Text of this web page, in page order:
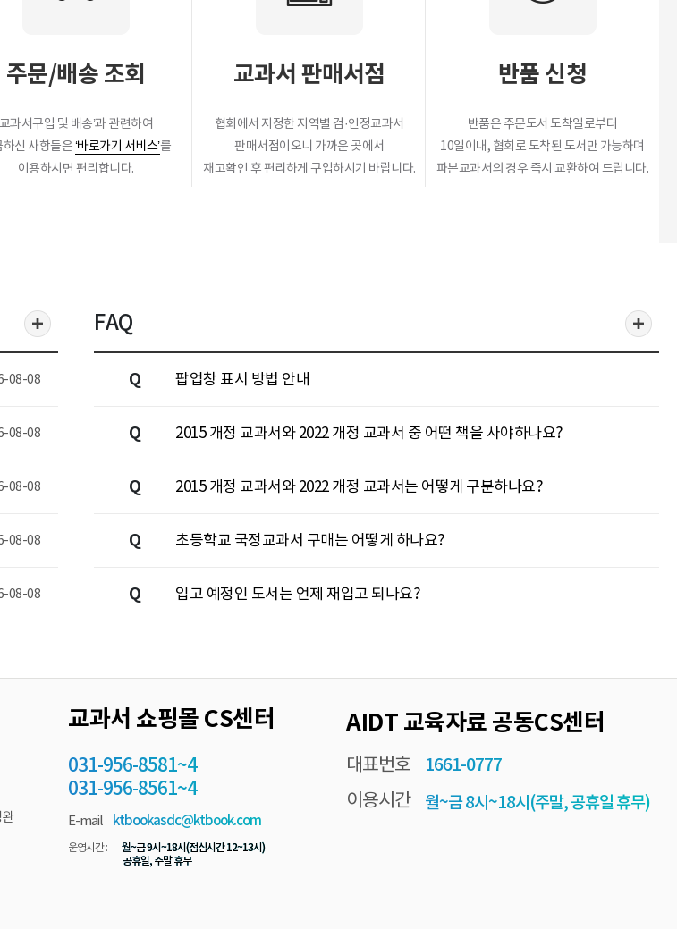
주문/배송 조회
교과서구입 및 배송’과 관련하여
하신 사항들은‘바로가기 서비스’를
이용하시면 편리합니다.
교과서 판매서점
협회에서 지정한 지역별 검·인정교과서
판매서점이오니 가까운 곳에서
재고확인 후 편리하게 구입하시기 바랍니다.
반품 신청
반품은 주문도서 도착일로부터
10일이내, 협회로 도착된 도서만 가능하며
파본교과서의 경우 즉시 교환하여 드립니다.
08-08
08-08
08-08
08-08
08-08
FAQ
Q 팝업창 표시 방법 안내
Q 2015 개정 교과서와 2022 개정 교과서 중 어떤 책을 사야하나요?
Q 2015 개정 교과서와 2022 개정 교과서는 어떻게 구분하나요?
Q 초등학교 국정교과서 구매는 어떻게 하나요?
Q 입고 예정인 도서는 언제 재입고 되나요?
교과서 쇼핑몰 CS센터
031-956-8581~4
031-956-8561~4
E-mail ktbookasdc@ktbook.com
운영시간 :
월~금 9시~18시(점심시간 12~13시)
공휴일, 주말 휴무
AIDT 교육자료 공동CS센터
대표번호
1661-0777
이용시간
월~금 8시~18시(주말, 공휴일 휴무)